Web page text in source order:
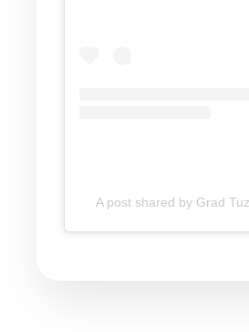
A post shared by Grad